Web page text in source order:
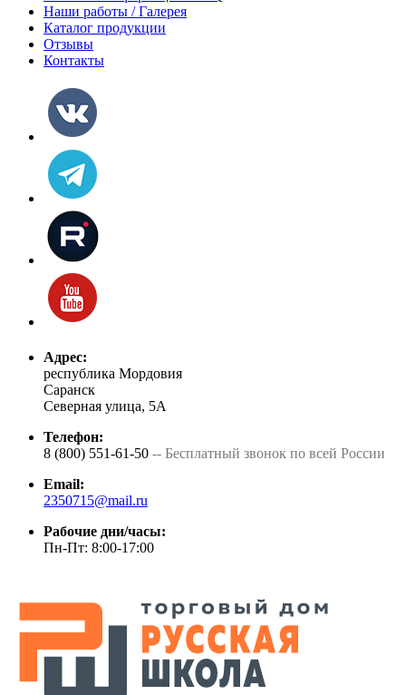
Наши работы / Галерея
Каталог продукции
Отзывы
Контакты
Адрес:
республика Мордовия
Саранск
Северная улица, 5А
Телефон:
8 (800) 551-61-50 -- Бесплатный звонок по всей России
Email:
2350715@mail.ru
Рабочие дни/часы:
Пн-Пт: 8:00-17:00